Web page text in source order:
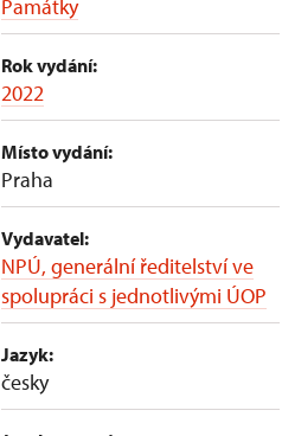
Památky
Rok vydání:
2022
Místo vydání:
Praha
Vydavatel:
NPÚ, generální ředitelství ve
spolupráci s jednotlivými ÚOP
Jazyk:
česky